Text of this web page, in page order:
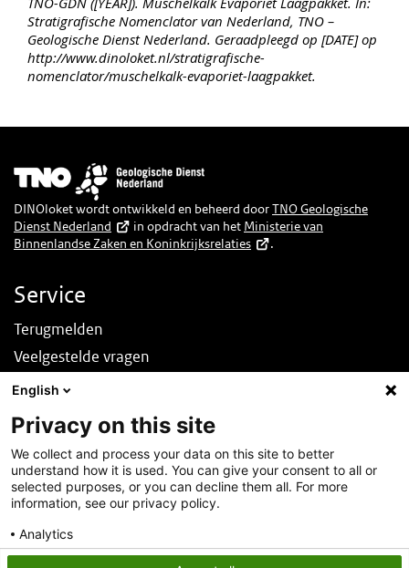
Stratigrafische Nomenclator van Nederland, TNO –
Geologische Dienst Nederland. Geraadpleegd op [DATE] op
http://www.dinoloket.nl/stratigrafische-
nomenclator/muschelkalk-evaporiet-laagpakket.
Afbeelding
DINOloket wordt ontwikkeld en beheerd doorTNO Geologische
Dienst Nederland
in opdracht van het Ministerie van
Binnenlandse Zaken en Koninkrijksrelaties
.
Service
Terugmelden
Veelgestelde vragen
Nieuws
English
Over deze site
Over DINOloket
Contact
Disclaimer
Toegankelijkheid
English
Privacy on this site
We collect and process your data on this site to better
understand how it is used. You can give your consent to all or
selected purposes, or you can decline them all. For more
information, see our privacy policy.
Analytics
Privacy policy